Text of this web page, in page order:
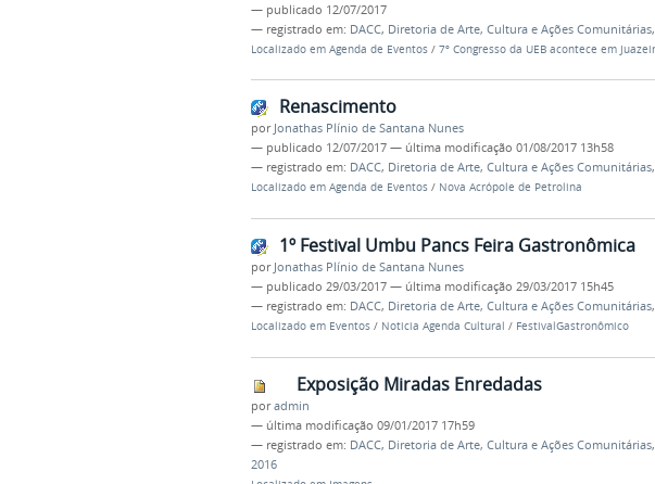
— publicado 12/07/2017
— registrado em: DACC, Diretoria de Arte, Cultura e Ações Comunitárias,
Localizado em Agenda de Eventos / 7º Congresso da UEB acontece em
Renascimento
por Jonathas Plínio de Santana Nunes
— publicado 12/07/2017 — última modificação 01/08/2017 13h58
— registrado em: DACC, Diretoria de Arte, Cultura e Ações Comunitárias,
Localizado em Agenda de Eventos / Nova Acrópole de Petrolina
1º Festival Umbu Pancs Feira Gastronômica
por Jonathas Plínio de Santana Nunes
— publicado 29/03/2017 — última modificação 29/03/2017 15h45
— registrado em: DACC, Diretoria de Arte, Cultura e Ações Comunitárias,
Localizado em Eventos / Noticia Agenda Cultural / FestivalGastronômico
Exposição Miradas Enredadas
poradmin
— última modificação 09/01/2017 17h59
— registrado em: DACC, Diretoria de Arte, Cultura e Ações Comunitárias,
2016